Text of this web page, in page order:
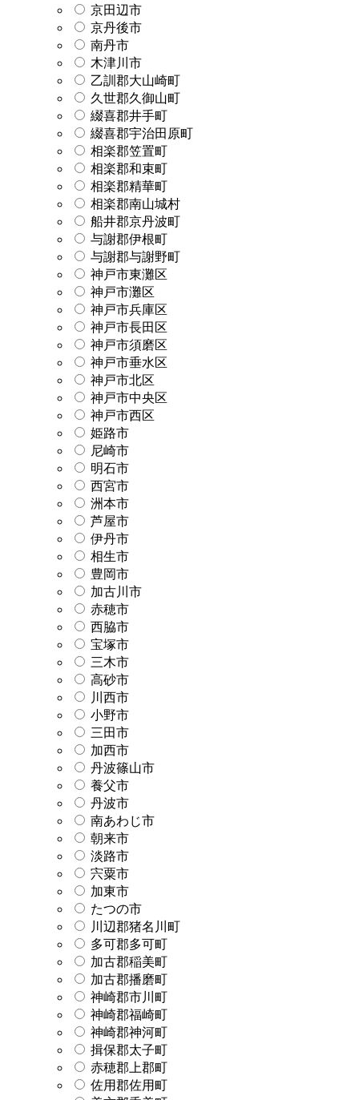
京田辺市
京丹後市
南丹市
木津川市
乙訓郡大山崎町
久世郡久御山町
綴喜郡井手町
綴喜郡宇治田原町
相楽郡笠置町
相楽郡和束町
相楽郡精華町
相楽郡南山城村
船井郡京丹波町
与謝郡伊根町
与謝郡与謝野町
神戸市東灘区
神戸市灘区
神戸市兵庫区
神戸市長田区
神戸市須磨区
神戸市垂水区
神戸市北区
神戸市中央区
神戸市西区
姫路市
尼崎市
明石市
西宮市
洲本市
芦屋市
伊丹市
相生市
豊岡市
加古川市
赤穂市
西脇市
宝塚市
三木市
高砂市
川西市
小野市
三田市
加西市
丹波篠山市
養父市
丹波市
南あわじ市
朝来市
淡路市
宍粟市
加東市
たつの市
川辺郡猪名川町
多可郡多可町
加古郡稲美町
加古郡播磨町
神崎郡市川町
神崎郡福崎町
神崎郡神河町
揖保郡太子町
赤穂郡上郡町
佐用郡佐用町